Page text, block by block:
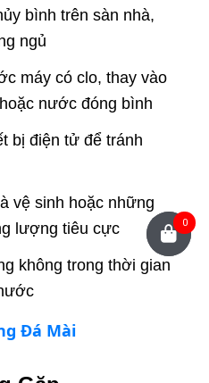
bình trên sàn nhà,
ngủ
máy có clo, thay vào
nước đóng bình
bị điện tử để tránh
vệ sinh hoặc những
lượng tiêu cực
không trong thời gian
Đá Mài
0